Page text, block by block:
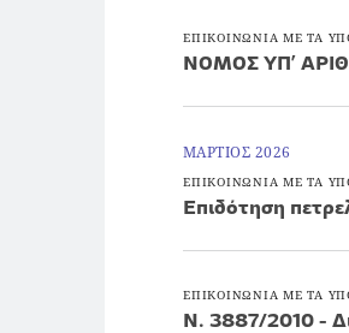
ΕΠΙΚΟΙΝΩΝΙΑ ΜΕ ΤΑ
NOMOΣ ΥΠ’
ΜΑΡΤΙΟΣ 2026
ΕΠΙΚΟΙΝΩΝΙΑ ΜΕ ΤΑ
Επιδότηση
ΕΠΙΚΟΙΝΩΝΙΑ ΜΕ ΤΑ
Ν. 3887/2010 -